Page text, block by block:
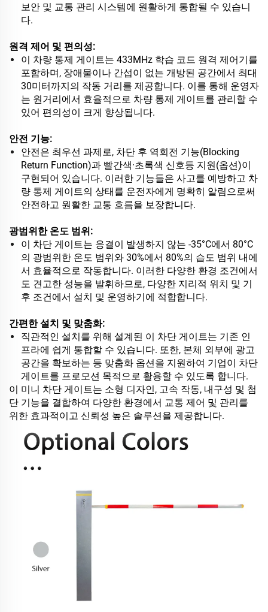
보안 및 교통 관리 시스템에 원활하게 통합될 수 있습니
다.
원격 제어 및 편의성:
이 차량 통제 게이트는 433MHz 학습 코드 원격 제어기를
포함하며, 장애물이나 간섭이 없는 개방된 공간에서 최대
30미터까지의 작동 거리를 제공합니다. 이를 통해 운영자
는 원거리에서 효율적으로 차량 통제 게이트를 관리할 수
있어 편의성이 크게 향상됩니다.
안전 기능:
안전은 최우선 과제로, 차단 후 역회전 기능(Blocking
Return Function)과 빨간색·초록색 신호등 지원(옵션)이
구현되어 있습니다. 이러한 기능들은 사고를 예방하고 차
량 통제 게이트의 상태를 운전자에게 명확히 알림으로써
안전하고 원활한 교통 흐름을 보장합니다.
광범위한 온도 범위:
이 차단 게이트는 응결이 발생하지 않는 -35°C에서 80°C
의 광범위한 온도 범위와 30%에서 80%의 습도 범위 내에
서 효율적으로 작동합니다. 이러한 다양한 환경 조건에서
도 견고한 성능을 발휘하므로, 다양한 지리적 위치 및 기
후 조건에서 설치 및 운영하기에 적합합니다.
간편한 설치 및 맞춤화:
직관적인 설치를 위해 설계된 이 차단 게이트는 기존 인
프라에 쉽게 통합할 수 있습니다. 또한, 본체 외부에 광고
공간을 확보하는 등 맞춤화 옵션을 지원하여 기업이 차단
게이트를 프로모션 목적으로 활용할 수 있도록 합니다.
이 미니 차단 게이트는 소형 디자인, 고속 작동, 내구성 및 첨
단 기능을 결합하여 다양한 환경에서 교통 제어 및 관리를
위한 효과적이고 신뢰성 높은 솔루션을 제공합니다.